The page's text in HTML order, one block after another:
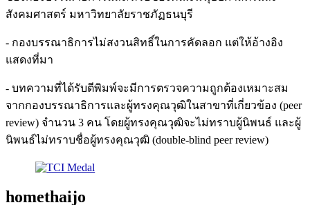
สังคมศาสตร์ มหาวิทยาลัยราชภัฏธนบุรี
- กองบรรณาธิการไม่สงวนสิทธิ์ในการคัดลอก แต่ให้อ้างอิง
แสดงที่มา
- บทความที่ได้รับตีพิมพ์จะมีการตรวจความถูกต้องเหมาะสม
จากกองบรรณาธิการและผู้ทรงคุณวุฒิในสาขาที่เกี่ยวข้อง (peer
review) จำนวน 3 คน โดยผู้ทรงคุณวุฒิจะไม่ทราบผู้นิพนธ์ และผู้
นิพนธ์ไม่ทราบชื่อผู้ทรงคุณวุฒิ (double-blind peer review)
homethaijo